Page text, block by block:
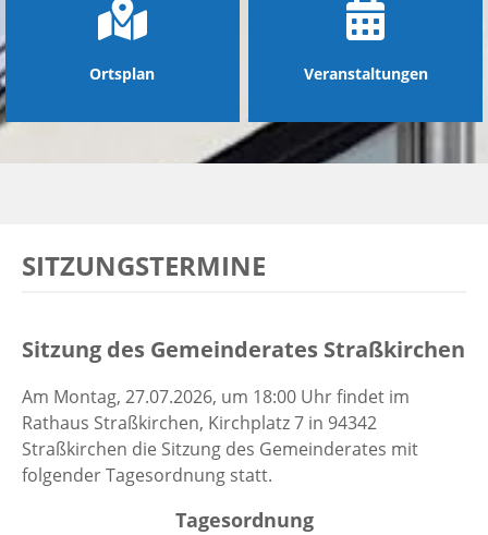
Ortsplan Veranstaltungen
SITZUNGSTERMINE
Sitzung des Gemeinderates Straßkirchen
Am Montag, 27.07.2026, um 18:00 Uhr findet im
Rathaus Straßkirchen, Kirchplatz 7 in 94342
Straßkirchen die Sitzung des Gemeinderates mit
folgender Tagesordnung statt.
Tagesordnung